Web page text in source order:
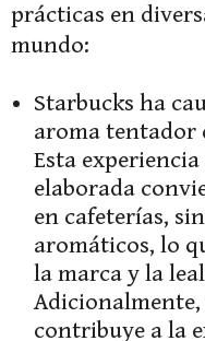
prácticas en
mundo:
Starbucks ha
aroma tentador
Esta
elaborada
en cafeterías,
aromáticos, lo
la marca y la
Adicionalmente,
contribuye a la